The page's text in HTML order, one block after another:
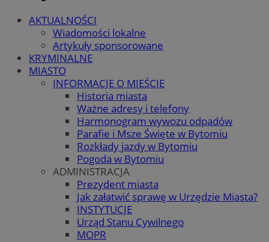
AKTUALNOŚCI
Wiadomości lokalne
Artykuły sponsorowane
KRYMINALNE
MIASTO
INFORMACJE O MIEŚCIE
Historia miasta
Ważne adresy i telefony
Harmonogram wywozu odpadów
Parafie i Msze Święte w Bytomiu
Rozkłady jazdy w Bytomiu
Pogoda w Bytomiu
ADMINISTRACJA
Prezydent miasta
Jak załatwić sprawę w Urzędzie Miasta?
INSTYTUCJE
Urząd Stanu Cywilnego
MOPR